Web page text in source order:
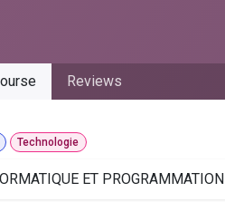
Reviews
Technologie
ET PROGRAMMATION